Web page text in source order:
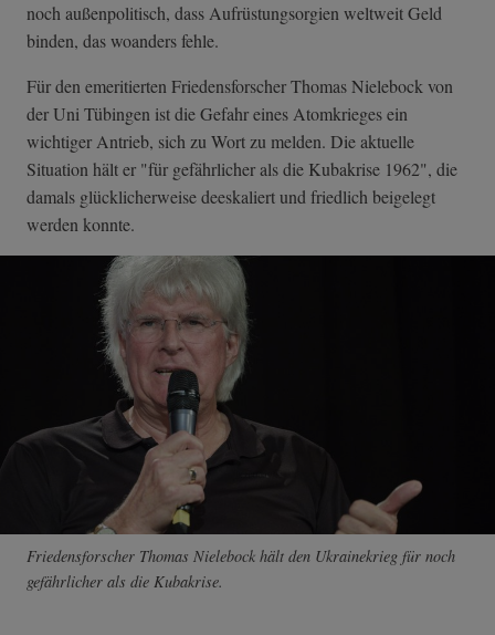
noch außenpolitisch, dass Aufrüstungsorgien weltweit Geld
binden, das woanders fehle.
Für den emeritierten Friedensforscher Thomas Nielebock von
der Uni Tübingen ist die Gefahr eines Atomkrieges ein
wichtiger Antrieb, sich zu Wort zu melden. Die aktuelle
Situation hält er "für gefährlicher als die Kubakrise 1962", die
damals glücklicherweise deeskaliert und friedlich beigelegt
werden konnte.
Friedensforscher Thomas Nielebock hält den Ukrainekrieg für noch
gefährlicher als die Kubakrise.